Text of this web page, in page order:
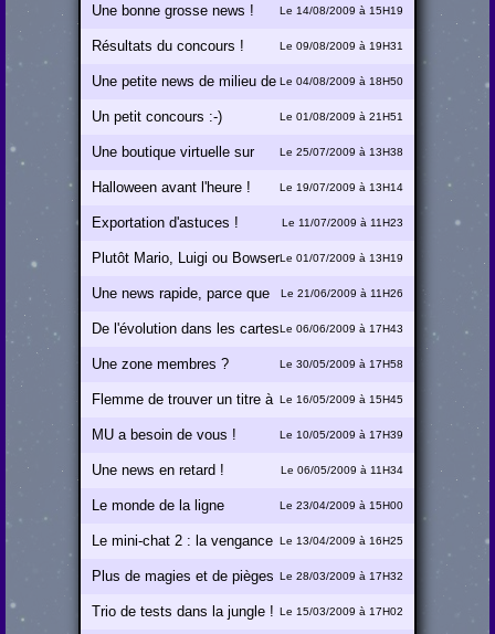
commencent ! Le 14/08/2009 à 15H19
Une bonne grosse news !
Le 09/08/2009 à 19H31
Résultats du concours !
Le 04/08/2009 à 18H50
Une petite news de milieu de
semaine Le 01/08/2009 à 21H51
Un petit concours :-)
Le 25/07/2009 à 13H38
Une boutique virtuelle sur
MU ! Le 19/07/2009 à 13H14
Halloween avant l'heure !
Le 11/07/2009 à 11H23
Exportation d'astuces !
Le 01/07/2009 à 13H19
Plutôt Mario, Luigi ou Bowser
? Le 21/06/2009 à 11H26
Une news rapide, parce que
j'ai pas le temps :-( Le 06/06/2009 à 17H43
De l'évolution dans les cartes
! Le 30/05/2009 à 17H58
Une zone membres ?
Le 16/05/2009 à 15H45
Flemme de trouver un titre à
cette news :-) Le 10/05/2009 à 17H39
MU a besoin de vous !
Le 06/05/2009 à 11H34
Une news en retard !
Le 23/04/2009 à 15H00
Le monde de la ligne
Le 13/04/2009 à 16H25
Le mini-chat 2 : la vengance
du retour. Le 28/03/2009 à 17H32
Plus de magies et de pièges
dans les cartes Nintendo ! Le 15/03/2009 à 17H02
Trio de tests dans la jungle !